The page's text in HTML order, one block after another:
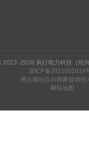
2023 -2026 风行电力科技（绍
浙ICP备2021001819
腾云建站仅向商家提供技
网站地图